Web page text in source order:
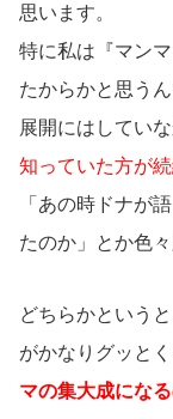
思います。
特に私は『マン
たからかと思う
展開にはしてい
知っていた方が
「あの時ドナが
たのか」とか色
どちらかという
がかなりグッと
マの集大成にな